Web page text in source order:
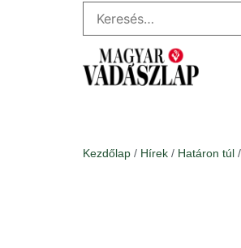
Kezdőlap / Hírek / Határon túl